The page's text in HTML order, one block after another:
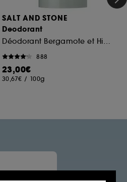
SALT AND STONE
Deodorant
Déodorant Bergamote et Hinoki
888
23,00€
30,67€ / 100g